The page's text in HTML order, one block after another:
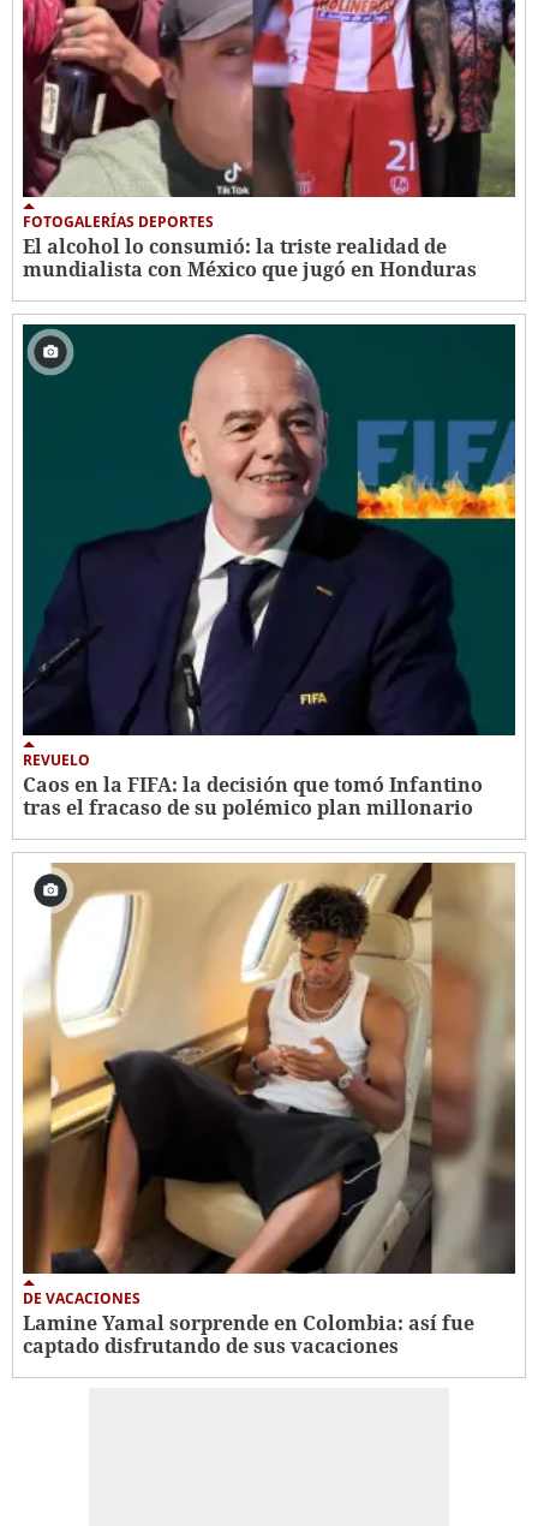
FOTOGALERÍAS DEPORTES
El alcohol lo consumió: la triste realidad de
mundialista con México que jugó en Honduras
REVUELO
Caos en la FIFA: la decisión que tomó Infantino
tras el fracaso de su polémico plan millonario
DE VACACIONES
Lamine Yamal sorprende en Colombia: así fue
captado disfrutando de sus vacaciones